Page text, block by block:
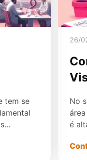
de
tem se
26/
No
é